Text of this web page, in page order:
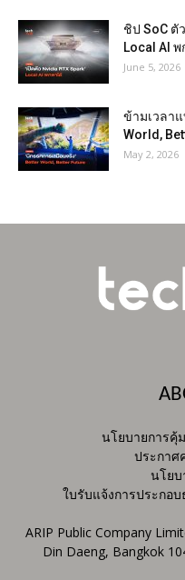
ชิป SoC ตั
Local AI พ
June 5, 2026
ข้ามเวลา
World,
May 2, 2026
นโยบายการคุ้
ประกาศ
นโยบ
ใบรับแจ้งการประกอ
ARIP Public Company
Din Daeng, Bangkok